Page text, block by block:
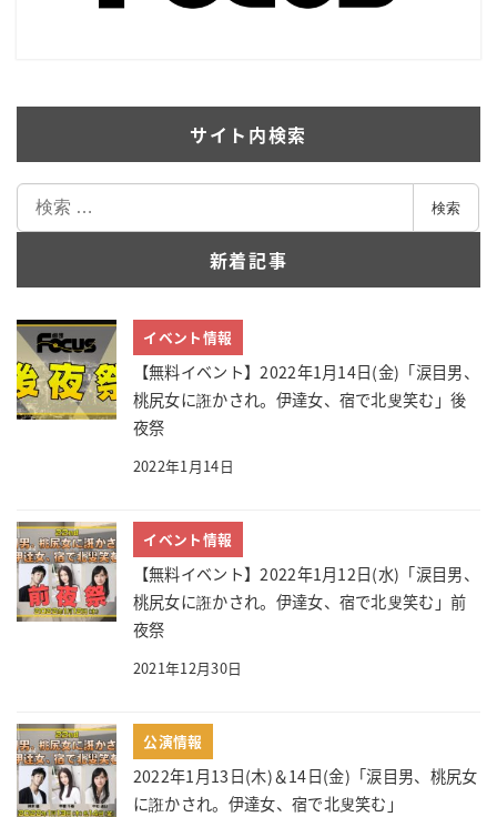
サイト内検索
検
検索
新着記事
イベント情報
【無料イベント】2022年1月14日(金)「涙目男、
桃尻女に誑かされ。伊達女、宿で北叟笑む」後
夜祭
2022年1月14日
イベント情報
【無料イベント】2022年1月12日(水)「涙目男、
桃尻女に誑かされ。伊達女、宿で北叟笑む」前
夜祭
2021年12月30日
公演情報
2022年1月13日(木)＆14日(金)「涙目男、桃尻女
に誑かされ。伊達女、宿で北叟笑む」